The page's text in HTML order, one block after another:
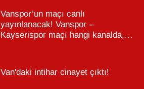
Vanspor’un maçı canlı
yayınlanacak! Vanspor –
Kayserispor maçı hangi kanalda,
Van'daki intihar cinayet çıktı!